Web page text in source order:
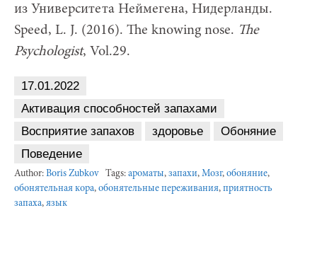
из Университета Неймегена, Нидерланды.
Speed, L. J. (2016). The knowing nose. The
Psychologist, Vol.29.
17.01.2022
Активация способностей запахами
Восприятие запахов
здоровье
Обоняние
Поведение
Author: Boris Zubkov Tags: ароматы, запахи, Мозг, обоняние,
обонятельная кора, обонятельные переживания, приятность
запаха, язык